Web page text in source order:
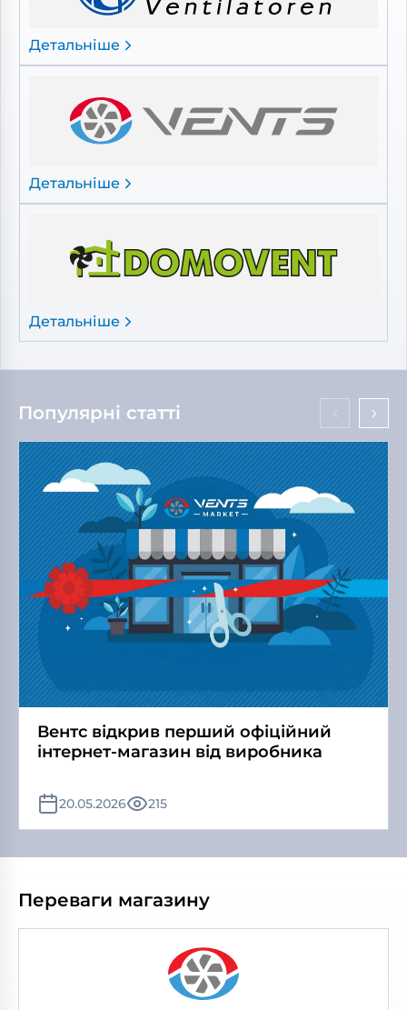
Детальніше
Детальніше
Детальніше
Популярні статті
Вентс відкрив перший офіційний
інтернет-магазин від виробника
20.05.2026 215
Переваги магазину